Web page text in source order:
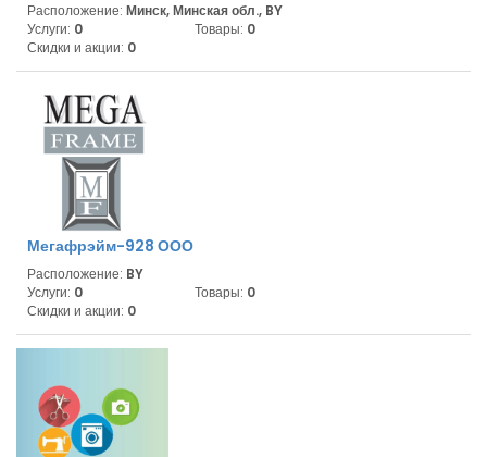
Расположение: Минск, Минская обл., BY
Услуги: 0 Товары: 0
Скидки и акции: 0
Мегафрэйм-928 ООО
Расположение: BY
Услуги: 0 Товары: 0
Скидки и акции: 0